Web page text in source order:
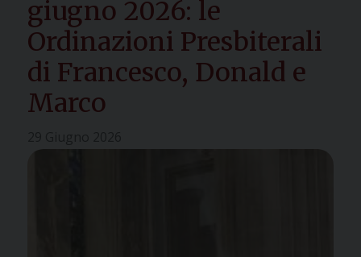
giugno 2026: le
Ordinazioni Presbiterali
di Francesco, Donald e
Marco